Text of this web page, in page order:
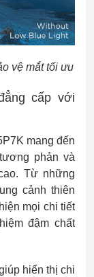
vệ mắt tối ưu
cấp với
mang đến
phản và
Từ những
cảnh thiên
mọi chi tiết
đậm chất
hiển thị chi